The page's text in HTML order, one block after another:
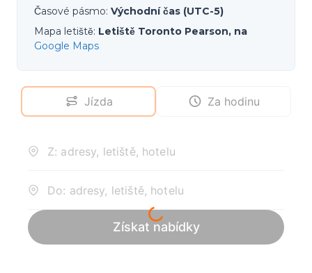
Časové pásmo: Východní čas (UTC-5)
Mapa letiště: Letiště Toronto Pearson, na
Google Maps